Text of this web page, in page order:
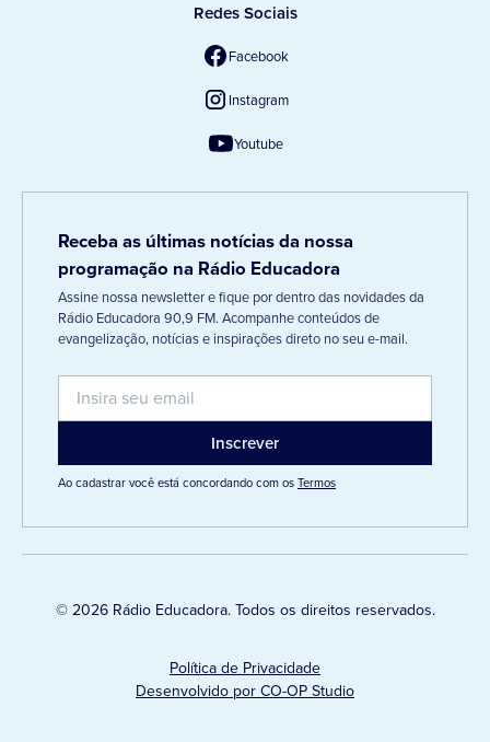
Redes Sociais
Facebook
Instagram
Youtube
Receba as últimas notícias da nossa
programação na Rádio Educadora
Assine nossa newsletter e fique por dentro das novidades da
Rádio Educadora 90,9 FM. Acompanhe conteúdos de
evangelização, notícias e inspirações direto no seu e-mail.
Ao cadastrar você está concordando com osTermos
© 2026 Rádio Educadora. Todos os direitos reservados.
Política de Privacidade
Desenvolvido por CO-OP Studio